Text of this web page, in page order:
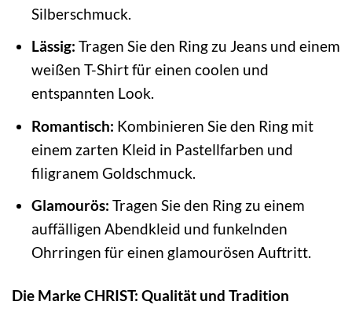
Silberschmuck.
Lässig: Tragen Sie den Ring zu Jeans und einem
weißen T-Shirt für einen coolen und
entspannten Look.
Romantisch: Kombinieren Sie den Ring mit
einem zarten Kleid in Pastellfarben und
filigranem Goldschmuck.
Glamourös: Tragen Sie den Ring zu einem
auffälligen Abendkleid und funkelnden
Ohrringen für einen glamourösen Auftritt.
Die Marke CHRIST: Qualität und Tradition